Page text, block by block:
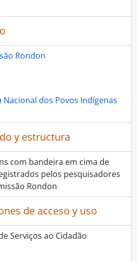
Rondon
Nacional dos Povos Indígenas
y estructura
com bandeira em cima de
pelos pesquisadores
Rondon
de acceso y uso
Serviços ao Cidadão